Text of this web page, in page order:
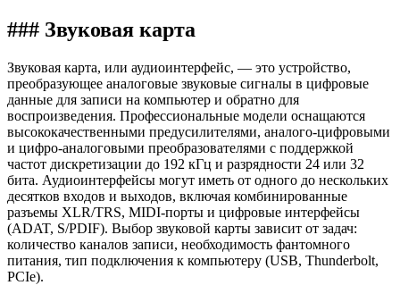
### Звуковая карта
Звуковая карта, или аудиоинтерфейс, — это устройство,
преобразующее аналоговые звуковые сигналы в цифровые
данные для записи на компьютер и обратно для
воспроизведения. Профессиональные модели оснащаются
высококачественными предусилителями, аналого-цифровыми
и цифро-аналоговыми преобразователями с поддержкой
частот дискретизации до 192 кГц и разрядности 24 или 32
бита. Аудиоинтерфейсы могут иметь от одного до нескольких
десятков входов и выходов, включая комбинированные
разъемы XLR/TRS, MIDI-порты и цифровые интерфейсы
(ADAT, S/PDIF). Выбор звуковой карты зависит от задач:
количество каналов записи, необходимость фантомного
питания, тип подключения к компьютеру (USB, Thunderbolt,
PCIe).